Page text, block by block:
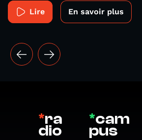
Lire En savoir plus
*ra
dio
*cam
pus